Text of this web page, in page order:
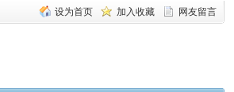
设为首页 加入收藏 网友留言